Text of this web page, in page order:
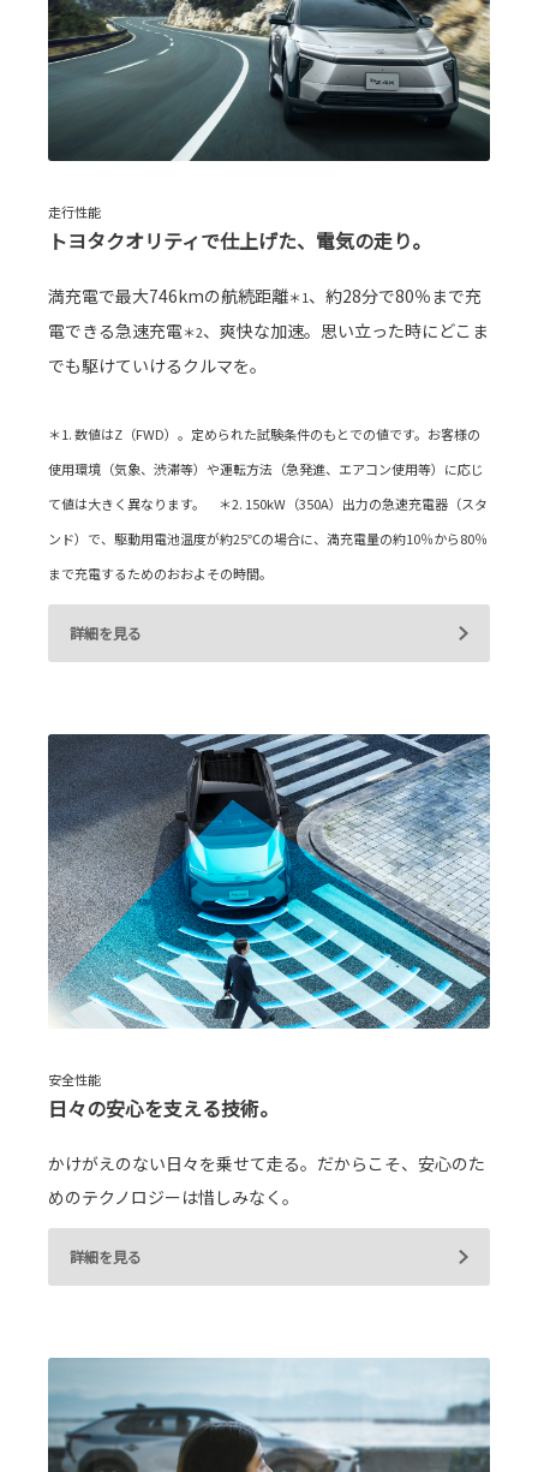
走行性能
トヨタクオリティで仕上げた、電気の走り。
満充電で最大746kmの航続距離＊1、約28分で80％まで充
電できる急速充電＊2、爽快な加速。思い立った時にどこま
でも駆けていけるクルマを。
＊1. 数値はZ（FWD）。定められた試験条件のもとでの値です。お客様の
使用環境（気象、渋滞等）や運転方法（急発進、エアコン使用等）に応じ
て値は大きく異なります。 ＊2. 150kW（350A）出力の急速充電器（スタ
ンド）で、駆動用電池温度が約25℃の場合に、満充電量の約10％から80％
まで充電するためのおおよその時間。
詳細を見る
安全性能
日々の安心を支える技術。
かけがえのない日々を乗せて走る。だからこそ、安心のた
めのテクノロジーは惜しみなく。
詳細を見る